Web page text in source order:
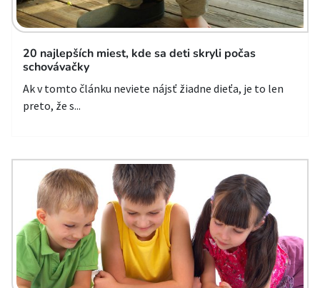
20 najlepších miest, kde sa deti skryli počas
schovávačky
Ak v tomto článku neviete nájsť žiadne dieťa, je to len
preto, že s...